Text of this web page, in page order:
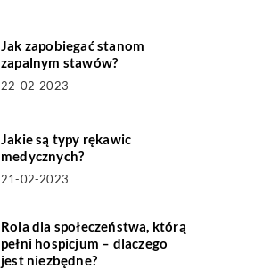
Jak zapobiegać stanom
zapalnym stawów?
22-02-2023
Jakie są typy rękawic
medycznych?
21-02-2023
Rola dla społeczeństwa, którą
pełni hospicjum – dlaczego
jest niezbędne?